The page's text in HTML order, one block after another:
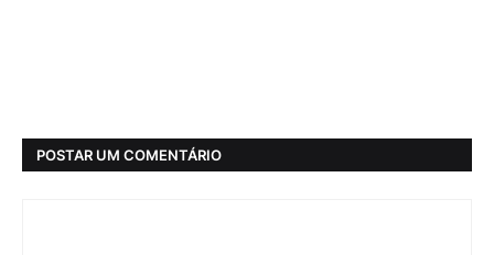
POSTAR UM COMENTÁRIO